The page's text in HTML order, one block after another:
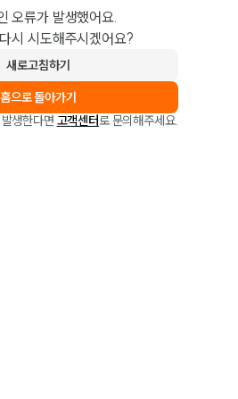
오류가 발생했어요.
시 시도해주시겠어요?
새로고침하기
홈으로 돌아가기
생한다면 고객센터로 문의해주세요.